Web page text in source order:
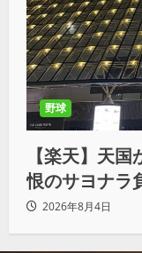
野球
【楽天】天
恨のサヨナラ
2026年8月4日